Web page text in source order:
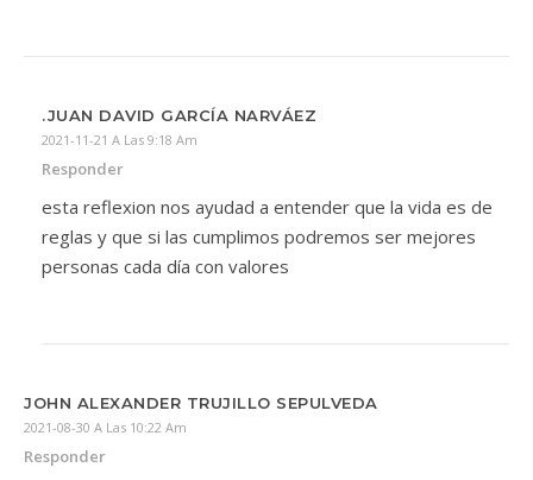
.JUAN DAVID GARCÍA NARVÁEZ
2021-11-21 A Las 9:18 Am
Responder
esta reflexion nos ayudad a entender que la vida es de
reglas y que si las cumplimos podremos ser mejores
personas cada día con valores
JOHN ALEXANDER TRUJILLO SEPULVEDA
2021-08-30 A Las 10:22 Am
Responder